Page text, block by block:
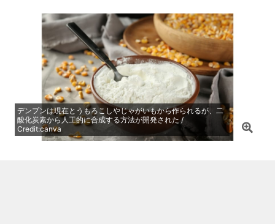
デンプンは現在とうもろこしやじゃがいもから作られるが、二
酸化炭素から人工的に合成する方法が開発された /
Credit:canva